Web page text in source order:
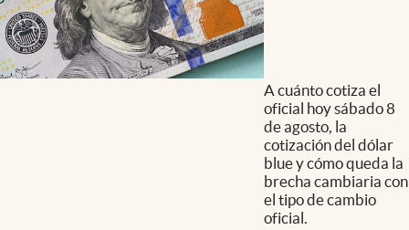
A cuánto cotiza el
oficial hoy sábado 8
de agosto, la
cotización del dólar
blue y cómo queda la
brecha cambiaria con
el tipo de cambio
oficial.